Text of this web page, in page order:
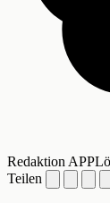
Redaktion
Teilen